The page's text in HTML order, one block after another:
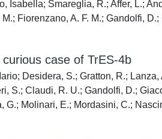
Isabella; Smareglia, R.; Affer, L.;
Fiorenzano, A. F. M.; Gandolfi,
case of TrES-4b
Desidera, S.; Gratton, R.;
S.; Claudi, R. U.; Gandolfi, D.;
Molinari, E.; Mordasini, C.;